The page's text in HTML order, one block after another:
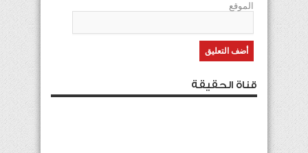
الموقع
قناة الحقيقة